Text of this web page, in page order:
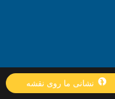
نشانی ما روی نقشه